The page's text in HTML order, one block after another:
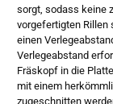
sorgt, sodass keine
vorgefertigten Rillen
einen
Verlegeabstand
Fräskopf in die
mit einem
zugeschnitten